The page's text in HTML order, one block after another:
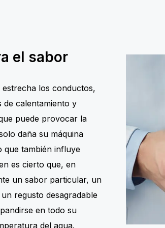
el sabor
estrecha los conductos,
calentamiento y
puede provocar la
daña su máquina
que también influye
es cierto que, en
un sabor particular, un
regusto desagradable
en todo su
del agua.